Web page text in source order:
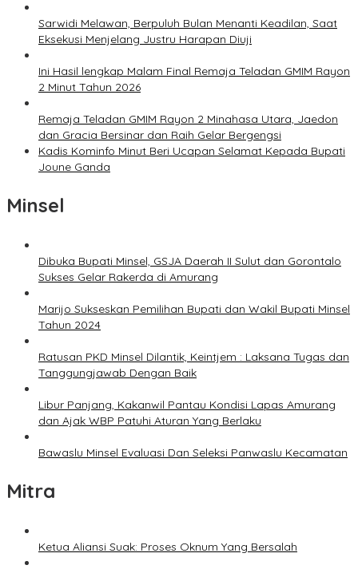
Sarwidi Melawan, Berpuluh Bulan Menanti Keadilan, Saat
Eksekusi Menjelang Justru Harapan Diuji
Ini Hasil lengkap Malam Final Remaja Teladan GMIM Rayon
2 Minut Tahun 2026
Remaja Teladan GMIM Rayon 2 Minahasa Utara, Jaedon
dan Gracia Bersinar dan Raih Gelar Bergengsi
Kadis Kominfo Minut Beri Ucapan Selamat Kepada Bupati
Joune Ganda
Minsel
Dibuka Bupati Minsel, GSJA Daerah II Sulut dan Gorontalo
Sukses Gelar Rakerda di Amurang
Marijo Sukseskan Pemilihan Bupati dan Wakil Bupati Minsel
Tahun 2024
Ratusan PKD Minsel Dilantik, Keintjem : Laksana Tugas dan
Tanggungjawab Dengan Baik
Libur Panjang, Kakanwil Pantau Kondisi Lapas Amurang
dan Ajak WBP Patuhi Aturan Yang Berlaku
Bawaslu Minsel Evaluasi Dan Seleksi Panwaslu Kecamatan
Mitra
Ketua Aliansi Suak: Proses Oknum Yang Bersalah